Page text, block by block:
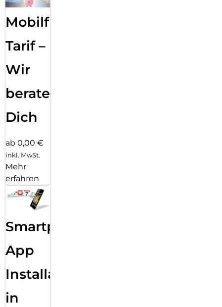
Mobilfunk
Tarif –
Wir
beraten
Dich
ab 0,00 €
inkl. MwSt.
Mehr
erfahren
Smartphone
App
Installation
in